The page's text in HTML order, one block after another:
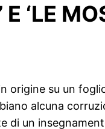
‘LE
origine su un
alcuna
di un